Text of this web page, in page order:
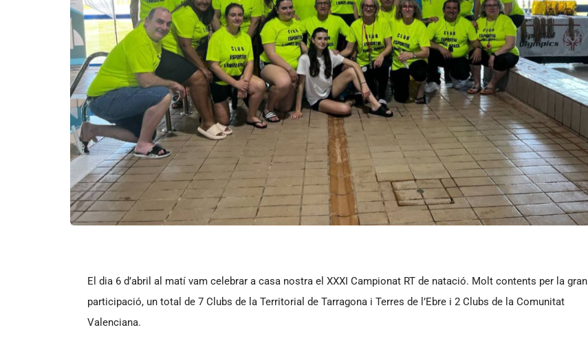
El dia 6 d’abril al matí vam celebrar a casa nostra el XXXI Campionat RT de natació. Molt contents per la gran
participació, un total de 7 Clubs de la Territorial de Tarragona i Terres de l’Ebre i 2 Clubs de la Comunitat
Valenciana.